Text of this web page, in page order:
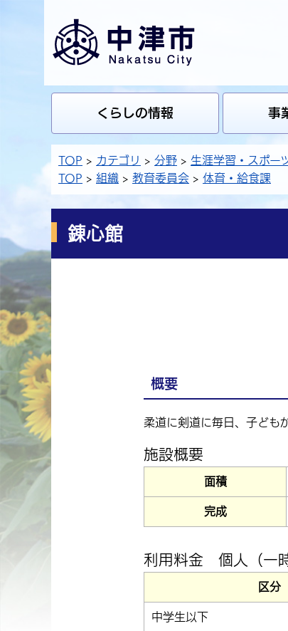
くらしの情報 事
TOP カテゴリ 分野 生涯学習・スポー
TOP
組織 教育委員会 体育・給食課
錬心館
概要
柔道に剣道に毎日、子ども
施設概要
面積
完成
利用料金 個人（一
区分
中学生以下